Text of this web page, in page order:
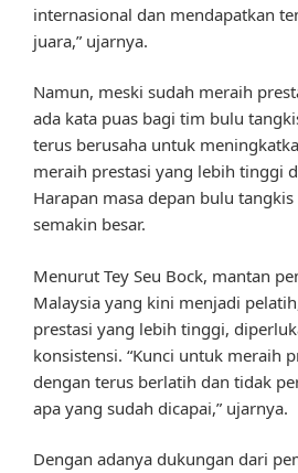
internasional dan mendapatkan
juara,” ujarnya.
Namun, meski sudah meraih
ada kata puas bagi tim bulu
terus berusaha untuk
meraih prestasi yang lebih tinggi
Harapan masa depan bulu
semakin besar.
Menurut Tey Seu Bock, mantan
Malaysia yang kini menjadi
prestasi yang lebih tinggi,
konsistensi. “Kunci untuk meraih
dengan terus berlatih dan tidak
apa yang sudah dicapai,” ujarnya.
Dengan adanya dukungan dari